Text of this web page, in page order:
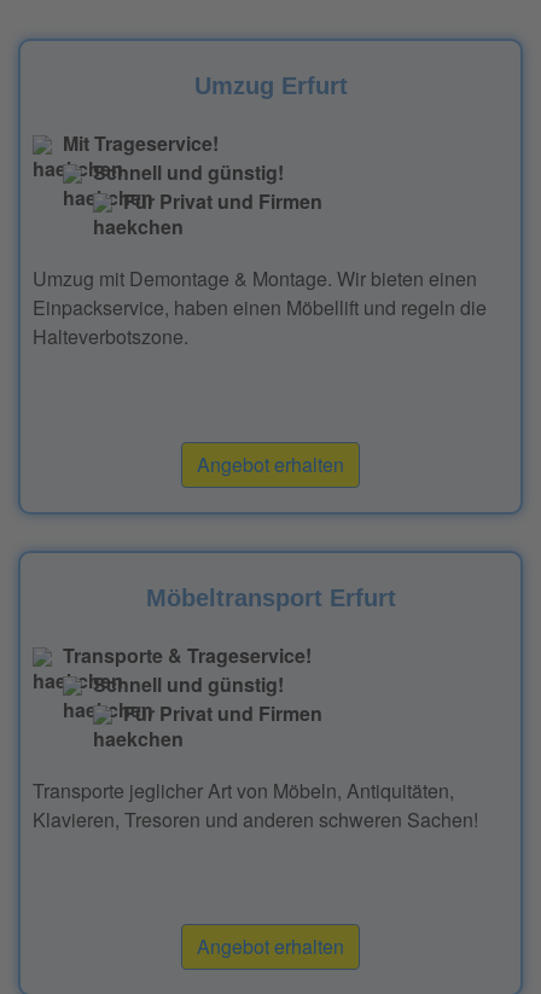
Umzug Erfurt
Mit Trageservice!
Schnell und günstig!
Für Privat und Firmen
Umzug mit Demontage & Montage. Wir bieten einen
Einpackservice, haben einen Möbellift und regeln die
Halteverbotszone.
Angebot erhalten
Möbeltransport Erfurt
Transporte & Trageservice!
Schnell und günstig!
Für Privat und Firmen
Transporte jeglicher Art von Möbeln, Antiquitäten,
Klavieren, Tresoren und anderen schweren Sachen!
Angebot erhalten